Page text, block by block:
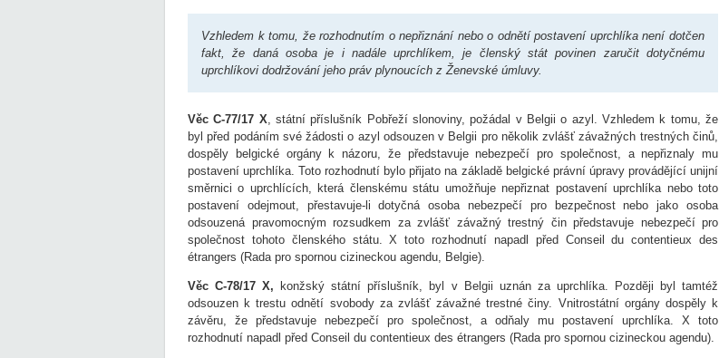
Vzhledem k tomu, že rozhodnutím o nepřiznání nebo o odnětí postavení uprchlíka není dotčen
fakt, že daná osoba je i nadále uprchlíkem, je členský stát povinen zaručit dotyčnému
uprchlíkovi dodržování jeho práv plynoucích z Ženevské úmluvy.
Věc C-77/17 X, státní příslušník Pobřeží slonoviny, požádal v Belgii o azyl. Vzhledem k tomu, že
byl před podáním své žádosti o azyl odsouzen v Belgii pro několik zvlášť závažných trestných činů,
dospěly belgické orgány k názoru, že představuje nebezpečí pro společnost, a nepřiznaly mu
postavení uprchlíka. Toto rozhodnutí bylo přijato na základě belgické právní úpravy provádějící unijní
směrnici o uprchlících, která členskému státu umožňuje nepřiznat postavení uprchlíka nebo toto
postavení odejmout, přestavuje-li dotyčná osoba nebezpečí pro bezpečnost nebo jako osoba
odsouzená pravomocným rozsudkem za zvlášť závažný trestný čin představuje nebezpečí pro
společnost tohoto členského státu. X toto rozhodnutí napadl před Conseil du contentieux des
étrangers (Rada pro spornou cizineckou agendu, Belgie).
Věc C-78/17 X, konžský státní příslušník, byl v Belgii uznán za uprchlíka. Později byl tamtéž
odsouzen k trestu odnětí svobody za zvlášť závažné trestné činy. Vnitrostátní orgány dospěly k
závěru, že představuje nebezpečí pro společnost, a odňaly mu postavení uprchlíka. X toto
rozhodnutí napadl před Conseil du contentieux des étrangers (Rada pro spornou cizineckou agendu).